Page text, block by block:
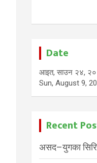
Date
आइत, साउन २४,
Sun, August 9,
Recent
असद–युगका